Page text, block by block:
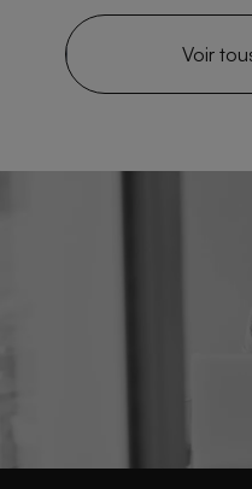
Voir